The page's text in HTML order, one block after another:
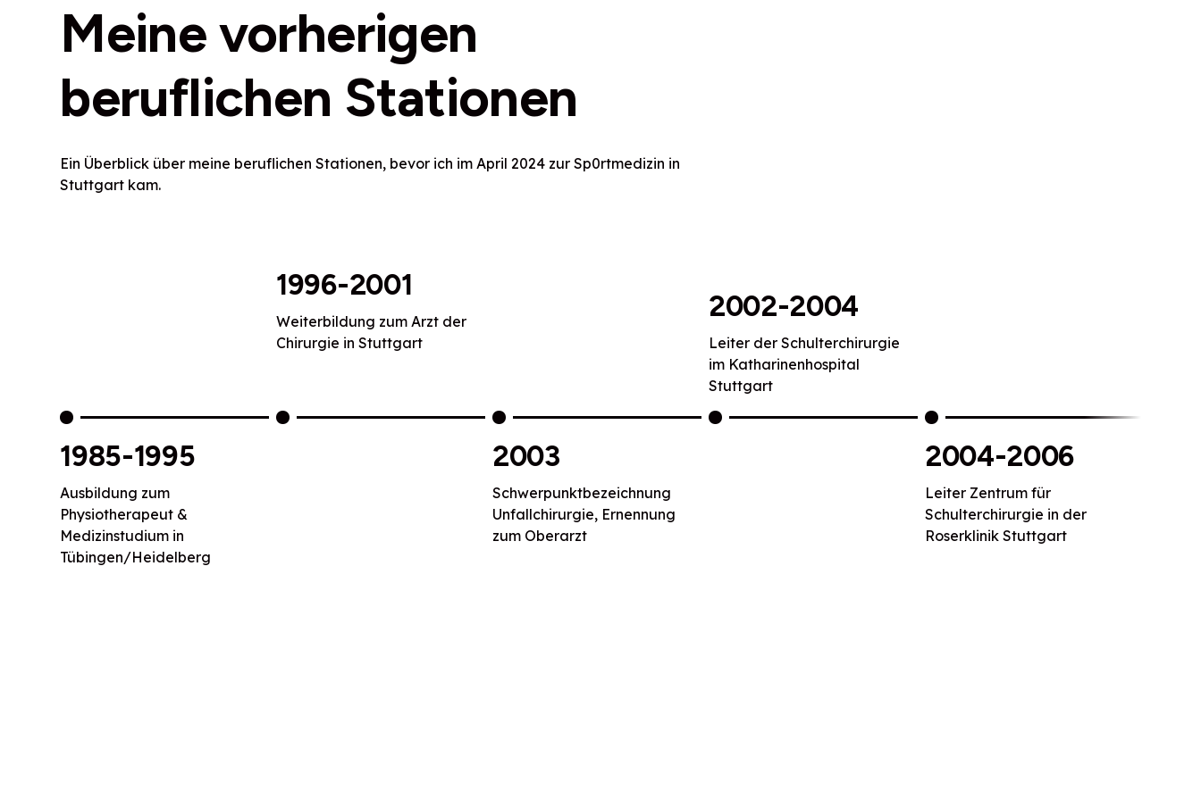
Meine vorherigen
beruflichen Stationen
Ein Überblick über meine beruflichen Stationen, bevor ich im April 2024 zur Sp0rtmedizin in
Stuttgart kam.
1985-1995
Ausbildung zum
Physiotherapeut &
Medizinstudium in
Tübingen/Heidelberg
1996-2001
Weiterbildung zum Arzt der
Chirurgie in Stuttgart
2003
Schwerpunktbezeichnung
Unfallchirurgie, Ernennung
zum Oberarzt
2002-2004
Leiter der Schulterchirurgie
im Katharinenhospital
Stuttgart
2004-2006
Leiter Zentrum für
Schulterchirurgie in der
Roserklinik Stuttgart